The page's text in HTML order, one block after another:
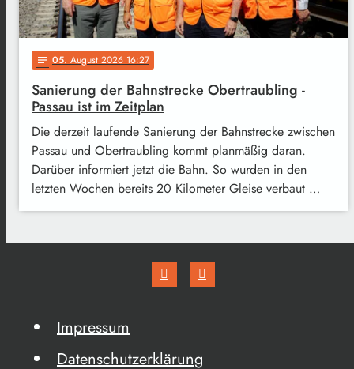
notes 05. August 2026 16:27
Sanierung der Bahnstrecke Obertraubling -
Passau ist im Zeitplan
Die derzeit laufende Sanierung der Bahnstrecke zwischen
Passau und Obertraubling kommt planmäßig daran.
Darüber informiert jetzt die Bahn. So wurden in den
letzten Wochen bereits 20 Kilometer Gleise verbaut …
Impressum
Datenschutzerklärung